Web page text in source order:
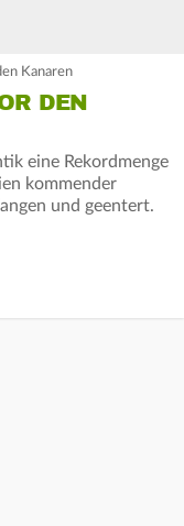
Kanaren
DEN
eine Rekordmenge
kommender
und geentert.